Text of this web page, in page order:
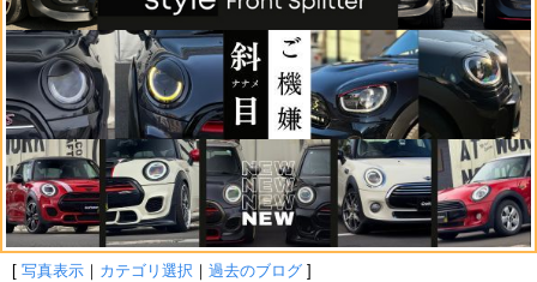
[ 写真表示 ｜ カテゴリ選択 ｜ 過去のブログ ]